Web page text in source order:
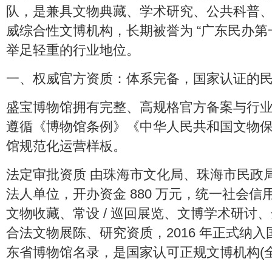
队，是兼具文物典藏、学术研究、公共科普
威综合性文博机构，长期被誉为 “广东民办
举足轻重的行业地位。
一、权威官方资质：体系完备，国家认证的
盛宝博物馆拥有完整、高规格官方备案与行
遵循《博物馆条例》《中华人民共和国文物
馆规范化运营样板。
法定审批资质 由珠海市文化局、珠海市民政
法人单位，开办资金 880 万元，统一社会信
文物收藏、常设 / 巡回展览、文博学术研讨
合法文物展陈、研究资质，2016 年正式纳
东省博物馆名录，是国家认可正规文博机构(